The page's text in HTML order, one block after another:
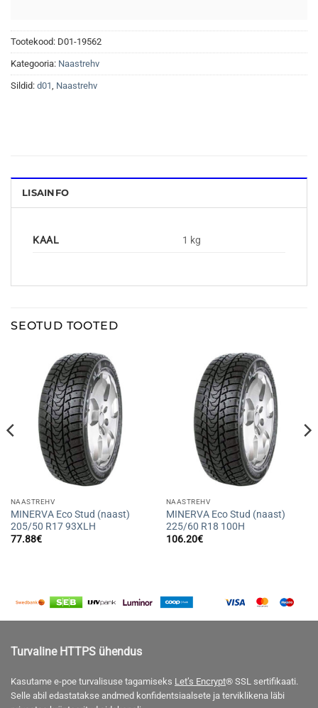
Tootekood: D01-19562
Kategooria: Naastrehv
Sildid: d01, Naastrehv
LISAINFO
KAAL 1 kg
SEOTUD TOOTED
NAASTREHV
MINERVA Eco Stud (naast)
205/50 R17 93XLH
77.88€
NAASTREHV
MINERVA Eco Stud (naast)
225/60 R18 100H
106.20€
Turvaline HTTPS ühendus
Kasutame e-poe turvalisuse tagamiseks Let’s Encrypt® SSL sertifikaati.
Selle abil edastatakse andmed konfidentsiaalsete ja terviklikena läbi